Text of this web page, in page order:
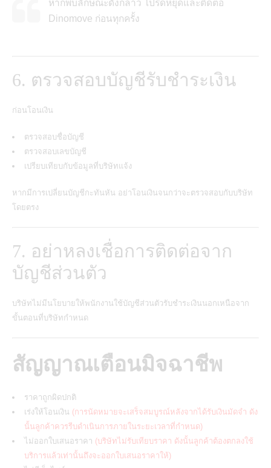
หากพบลักษณะดังกล่าว โปรดหยุดและติดต่อ
Dinomove ก่อนทุกครั้ง
6. ตรวจสอบบัญชีรับชำระเงิน
ก่อนโอนเงิน
ตรวจสอบชื่อบัญชี
ตรวจสอบเลขบัญชี
เปรียบเทียบกับข้อมูลที่บริษัทแจ้ง
หากมีการเปลี่ยนบัญชีกะทันหัน อย่าโอนเงินจนกว่าจะตรวจสอบกับบริษัท
โดยตรง
7. อย่าหลงเชื่อการติดต่อจาก
บัญชีส่วนตัว
บริษัทไม่มีนโยบายให้พนักงานใช้บัญชีส่วนตัวรับชำระเงินนอกเหนือจาก
ขั้นตอนที่บริษัทกำหนด
สัญญาณเตือนมิจฉาชีพ
ราคาถูกผิดปกติ
เร่งให้โอนเงิน (การนัดหมายจะเสร็จสมบูรณ์หลังจากได้รับเงินมัดจำ ดัง
นั้นลูกค้าควรรีบดำเนินการภายในระยะเวลาที่กำหนด)
ไม่ออกใบเสนอราคา (บริษัทไม่รับเทียบราคา ดังนั้นลูกค้าต้องตกลงใช้
บริการแล้วเท่านั้นถึงจะออกใบเสนอราคาให้)